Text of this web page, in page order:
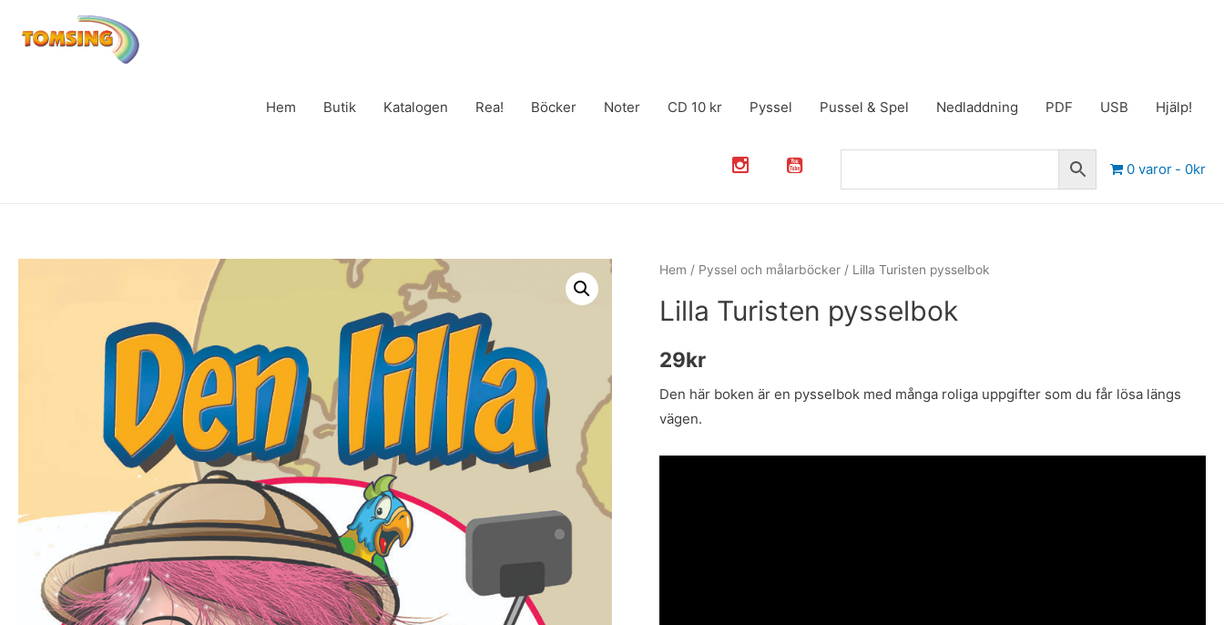
Hem Butik Katalogen Rea! Böcker Noter CD 10 kr Pyssel Pussel & Spel Nedladdning PDF USB Hjälp!
0 varor 0kr
Hem / Pyssel och målarböcker / Lilla Turisten pysselbok
Lilla Turisten pysselbok
29kr
Den här boken är en pysselbok med många roliga uppgifter som du får lösa längs
vägen.